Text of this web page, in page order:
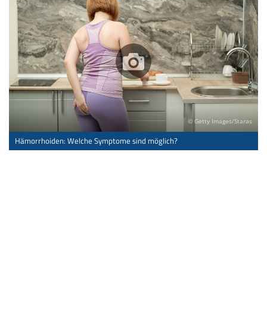
© Getty Images/Staras
Hämorrhoiden: Welche Symptome sind möglich?